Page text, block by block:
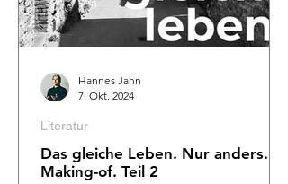
Das gleiche Leben. Nur anders.
Making-of. Teil 2
Literatur
Hannes Jahn
7. Okt. 2024